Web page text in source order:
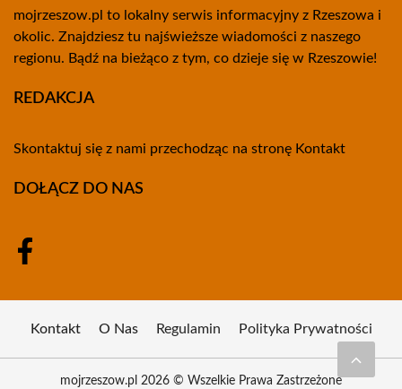
mojrzeszow.pl to lokalny serwis informacyjny z Rzeszowa i
okolic. Znajdziesz tu najświeższe wiadomości z naszego
regionu. Bądź na bieżąco z tym, co dzieje się w Rzeszowie!
REDAKCJA
Skontaktuj się z nami przechodząc na stronę Kontakt
DOŁĄCZ DO NAS
Kontakt O Nas Regulamin Polityka Prywatności
mojrzeszow.pl 2026 © Wszelkie Prawa Zastrzeżone